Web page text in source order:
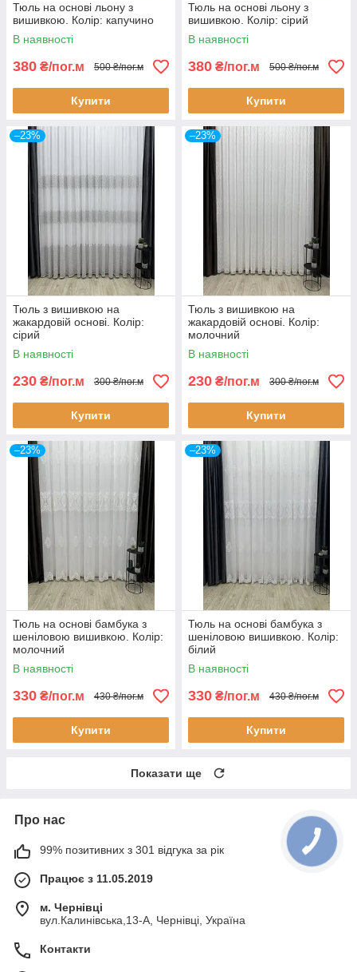
Тюль на основі льону з
вишивкою. Колір: капучино
В наявності
380 ₴/пог.м 500 ₴/пог.м
Купити
Тюль на основі льону з
вишивкою. Колір: сірий
В наявності
380 ₴/пог.м 500 ₴/пог.м
Купити
–23%
Тюль з вишивкою на
жакардовій основі. Колір:
сірий
В наявності
230 ₴/пог.м 300 ₴/пог.м
Купити
–23%
Тюль з вишивкою на
жакардовій основі. Колір:
молочний
В наявності
230 ₴/пог.м 300 ₴/пог.м
Купити
–23%
Тюль на основі бамбука з
шеніловою вишивкою. Колір:
молочний
В наявності
330 ₴/пог.м 430 ₴/пог.м
Купити
–23%
Тюль на основі бамбука з
шеніловою вишивкою. Колір:
білий
В наявності
330 ₴/пог.м 430 ₴/пог.м
Купити
Показати ще
Про нас
99% позитивних з 301 відгука за рік
Працює з 11.05.2019
м. Чернівці
вул.Калинівська,13-А, Чернівці, Україна
Контакти